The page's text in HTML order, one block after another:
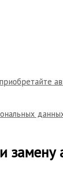
замену